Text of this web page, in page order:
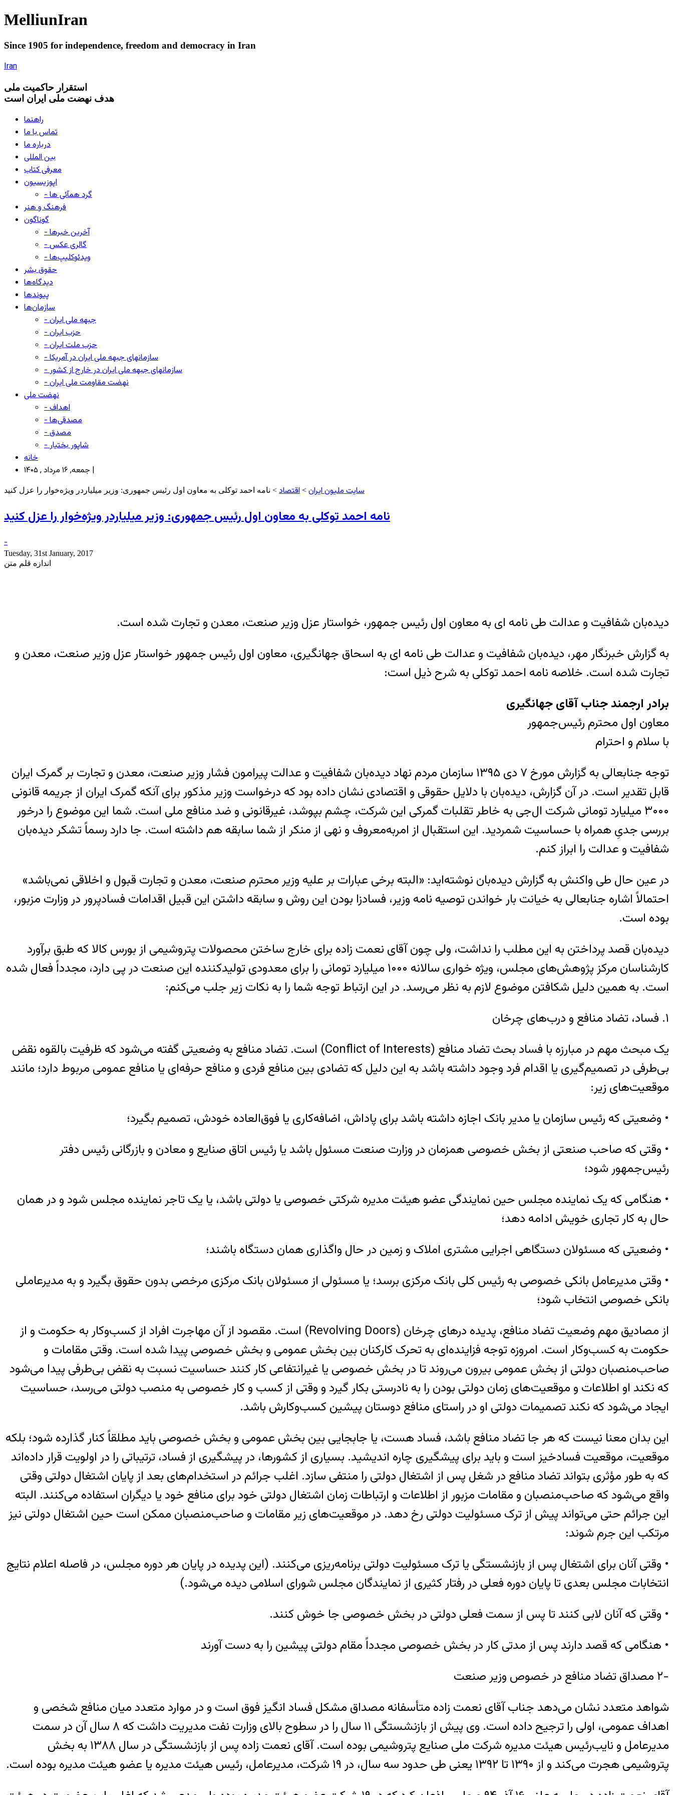
MelliunIran
Since 1905 for independence, freedom and democracy in Iran
Iran
استقرار حاکميت ملی
هدف نهضت ملی ایران است
راهنما
تماس با ما
درباره ما
بین المللی
معرفی کتاب
اپوزیسیون
- گرد همآئی ها
فرهنگ و هنر
گوناگون
- آخرین خبرها
- گالری عکس
- ویدئوکلیپ‌ها
حقوق بشر
دیدگاه‌ها
پیوندها
سازمان‌ها
- جبهه ملی ایران
- حزب ایران
- حزب ملت ایران
- سازمانهای جبهه ملی ایران در آمریکا
- سازمانهای جبهه ملی ایران در خارج از کشور
- نهضت مقاومت ملی ایران
نهضت ملی
- اهداف
- مصدقی‌ها
- مصدق
- شاپور بختیار
خانه
جمعه, ۱۶ مرداد , ۱۴۰۵ |
سایت ملیون ایران > اقتصاد > نامه احمد توکلی به معاون اول رئیس جمهوری: وزیر میلیاردر ویژه‌خوار را عزل کنید
نامه احمد توکلی به معاون اول رئیس جمهوری: وزیر میلیاردر ویژه‌خوار را عزل کنید
-
Tuesday, 31st January, 2017
اندازه قلم متن
دیده‌بان شفافیت و عدالت طی نامه ای به معاون اول رئیس جمهور، خواستار عزل وزیر صنعت، معدن و تجارت شده است.
به گزارش خبرنگار مهر، دیده‌بان شفافیت و عدالت طی نامه ای به اسحاق جهانگیری، معاون اول رئیس جمهور خواستار عزل وزیر صنعت، معدن و
تجارت شده است. خلاصه نامه احمد توکلی به شرح ذیل است:
برادر ارجمند جناب آقای جهانگیری
معاون اول محترم رئیس‌جمهور
با سلام و احترام
توجه جنابعالی به گزارش مورخ ۷ دی ۱۳۹۵ سازمان مردم نهاد دیده‌بان شفافیت و عدالت پیرامون فشار وزیر صنعت، معدن و تجارت بر گمرک ایران
قابل تقدیر است. در آن گزارش، دیده‌بان با دلایل حقوقی و اقتصادی نشان داده بود که درخواست وزیر مذکور برای آنکه گمرک ایران از جریمه قانونی
۳۰۰۰ میلیارد تومانی شرکت ال‌جی به خاطر تقلبات گمرکی این شرکت، چشم بپوشد، غیرقانونی و ضد منافع ملی است. شما این موضوع را درخور
بررسی جدیِ همراه با حساسیت شمردید. این استقبال از امربه‌معروف و نهی از منکر از شما سابقه هم داشته است. جا دارد رسماً تشکر دیده‌بان
شفافیت و عدالت را ابراز کنم.
در عین حال طی واکنش به گزارش دیده‌بان نوشته‌اید: «البته برخی عبارات بر علیه وزیر محترم صنعت، معدن و تجارت قبول و اخلاقی نمی‌باشد»
احتمالاً اشاره جنابعالی به خیانت بار خواندن توصیه نامه وزیر، فسادزا بودن این روش و سابقه داشتن این قبیل اقدامات فسادپرور در وزارت مزبور،
بوده است.
دیده‌بان قصد پرداختن به این مطلب را نداشت، ولی چون آقای نعمت زاده برای خارج ساختن محصولات پتروشیمی از بورس کالا که طبق برآورد
کارشناسان مرکز پژوهش‌های مجلس، ویژه خواری سالانه ۱۰۰۰ میلیارد تومانی را برای معدودی تولیدکننده این صنعت در پی دارد، مجدداً فعال شده
است. به همین دلیل شکافتن موضوع لازم به نظر می‌رسد. در این ارتباط توجه شما را به نکات زیر جلب می‌کنم:
۱. فساد، تضاد منافع و درب‌های چرخان
یک مبحث مهم در مبارزه با فساد بحث تضاد منافع (Conflict of Interests) است. تضاد منافع به وضعیتی گفته می‌شود که ظرفیت بالقوه نقض
بی‌طرفی در تصمیم‌گیری یا اقدام فرد وجود داشته باشد به این دلیل که تضادی بین منافع فردی و منافع حرفه‌ای یا منافع عمومی مربوط دارد؛ مانند
موقعیت‌های زیر:
• وضعیتی که رئیس سازمان یا مدیر بانک اجازه داشته باشد برای پاداش، اضافه‌کاری یا فوق‌العاده خودش، تصمیم بگیرد؛
• وقتی که صاحب صنعتی از بخش خصوصی همزمان در وزارت صنعت مسئول باشد یا رئیس اتاق صنایع و معادن و بازرگانی رئیس دفتر
رئیس‌جمهور شود؛
• هنگامی که یک نماینده مجلس حین نمایندگی عضو هیئت مدیره شرکتی خصوصی یا دولتی باشد، یا یک تاجر نماینده مجلس شود و در همان
حال به کار تجاری خویش ادامه دهد؛
• وضعیتی که مسئولان دستگاهی اجرایی مشتری املاک و زمین در حال واگذاری همان دستگاه باشند؛
• وقتی مدیرعامل بانکی خصوصی به رئیس کلی بانک مرکزی برسد؛ یا مسئولی از مسئولان بانک مرکزی مرخصی بدون حقوق بگیرد و به مدیرعاملی
بانکی خصوصی انتخاب شود؛
از مصادیق مهم وضعیت تضاد منافع، پدیده درهای چرخان (Revolving Doors) است. مقصود از آن مهاجرت افراد از کسب‌وکار به حکومت و از
حکومت به کسب‌وکار است. امروزه توجه فزاینده‌ای به تحرک کارکنان بین بخش عمومی و بخش خصوصی پیدا شده است. وقتی مقامات و
صاحب‌منصبان دولتی از بخش عمومی بیرون می‌روند تا در بخش خصوصی یا غیرانتفاعی کار کنند حساسیت نسبت به نقض بی‌طرفی پیدا می‌شود
که نکند او اطلاعات و موقعیت‌های زمان دولتی بودن را به نادرستی بکار گیرد و وقتی از کسب و کار خصوصی به منصب دولتی می‌رسد، حساسیت
ایجاد می‌شود که نکند تصمیمات دولتی او در راستای منافع دوستان پیشین کسب‌وکارش باشد.
این بدان معنا نیست که هر جا تضاد منافع باشد، فساد هست، یا جابجایی بین بخش عمومی و بخش خصوصی باید مطلقاً کنار گذارده شود؛ بلکه
موقعیت، موقعیت فسادخیز است و باید برای پیشگیری چاره اندیشید. بسیاری از کشورها، در پیشگیری از فساد، ترتیباتی را در اولویت قرار داده‌اند
که به طور مؤثری بتواند تضاد منافع در شغل پس از اشتغال دولتی را منتفی سازد. اغلب جرائم در استخدام‌های بعد از پایان اشتغال دولتی وقتی
واقع می‌شود که صاحب‌منصبان و مقامات مزبور از اطلاعات و ارتباطات زمان اشتغال دولتی خود برای منافع خود یا دیگران استفاده می‌کنند. البته
این جرائم حتی می‌تواند پیش از ترک مسئولیت دولتی رخ دهد. در موقعیت‌های زیر مقامات و صاحب‌منصبان ممکن است حین اشتغال دولتی نیز
مرتکب این جرم شوند:
• وقتی آنان برای اشتغال پس از بازنشستگی یا ترک مسئولیت دولتی برنامه‌ریزی می‌کنند. (این پدیده در پایان هر دوره مجلس، در فاصله اعلام نتایج
انتخابات مجلس بعدی تا پایان دوره فعلی در رفتار کثیری از نمایندگان مجلس شورای اسلامی دیده می‌شود.)
• وقتی که آنان لابی ‌کنند تا پس از سمت فعلی دولتی در بخش خصوصی جا خوش کنند.
• هنگامی که قصد دارند پس از مدتی کار در بخش خصوصی مجدداً مقام دولتی پیشین را به دست آورند
-۲ مصداق تضاد منافع در خصوص وزیر صنعت
شواهد متعدد نشان می‌دهد جناب آقای نعمت زاده متأسفانه مصداق مشکل فساد انگیز فوق است و در موارد متعدد میان منافع شخصی و
اهداف عمومی، اولی را ترجیح داده است. وی پیش از بازنشستگی ۱۱ سال را در سطوح بالای وزارت نفت مدیریت داشت که ۸ سال آن در سمت
مدیرعامل و نایب‌رئیس هیئت مدیره شرکت ملی صنایع پتروشیمی بوده است. آقای نعمت زاده پس از بازنشستگی در سال ۱۳۸۸ به بخش
پتروشیمی هجرت می‌کند و از ۱۳۹۰ تا ۱۳۹۲ یعنی طی حدود سه سال، در ۱۹ شرکت، مدیرعامل، رئیس هیئت مدیره یا عضو هیئت مدیره بوده است.